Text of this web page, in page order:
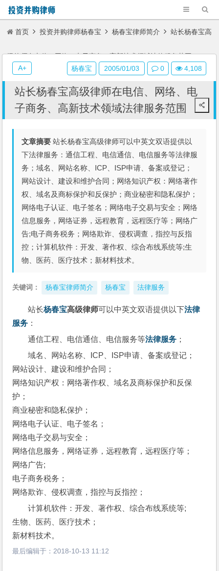
首页 投资并购律师杨春宝 杨春宝律师简介 站长杨春宝高
级律师在电信、网络、电子商务、高新技术领域法律服务范围
站长杨春宝高级律师在电信、网络、电
子商务、高新技术领域法律服务范围
文章摘要 站长杨春宝高级律师可以中英文双语提供以
下法律服务：通信工程、电信通信、电信服务等法律服
务；域名、网站名称、ICP、ISP申请、备案或登记；
网站设计、建设和维护合同；网络知识产权：网络著作
权、域名及商标保护和反保护；商业秘密和隐私保护；
网络电子认证、电子签名；网络电子交易与安全；网络
信息服务，网络证券，远程教育，远程医疗等；网络广
告;电子商务税务；网络欺诈、侵权调查，指控与反指
控；计算机软件：开发、著作权、综合布线系统等;生
物、医药、医疗技术；新材料技术。
关键词： 杨春宝律师简介 杨春宝 法律服务
站长杨春宝高级律师可以中英文双语提供以下法律
服务 ：
通信工程、电信通信、电信服务等法律服务 ；
域名、网站名称、ICP、ISP申请、备案或登记；
网站设计、建设和维护合同；
网络知识产权：网络著作权、域名及商标保护和反保
护；
商业秘密和隐私保护；
网络电子认证、电子签名；
网络电子交易与安全；
网络信息服务，网络证券，远程教育，远程医疗等；
网络广告;
电子商务税务；
网络欺诈、侵权调查，指控与反指控；
计算机软件：开发、著作权、综合布线系统等;
生物、医药、医疗技术；
新材料技术。
最后编辑于： 2018-10-13 11:12
杨春宝 2005/01/03 0 4,108
A+